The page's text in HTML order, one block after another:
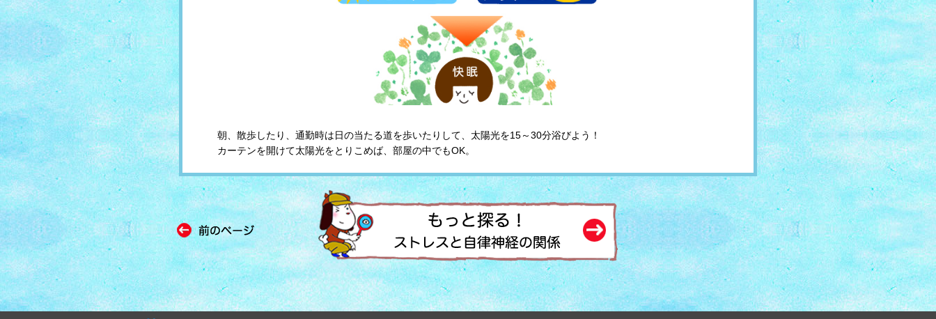
朝、散歩したり、通勤時は日の当たる道を歩いたりして、太陽光を15～30分浴びよう！
カーテンを開けて太陽光をとりこめば、部屋の中でもOK。